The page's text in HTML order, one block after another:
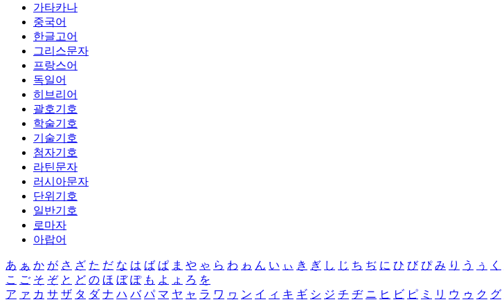
가타카나
중국어
한글고어
그리스문자
프랑스어
독일어
히브리어
괄호기호
학술기호
기술기호
첨자기호
라틴문자
러시아문자
단위기호
일반기호
로마자
아랍어
あ ぁ か が さ ざ た だ な は ば ぱ ま や ゃ ら わ ゎ ん い ぃ き ぎ し じ ち ぢ に ひ び ぴ み り う ぅ く
こ ご そ ぞ と ど の ほ ぼ ぽ も よ ょ ろ を
ア ァ カ サ ザ タ ダ ナ ハ バ パ マ ヤ ャ ラ ワ ヮ ン イ ィ キ ギ シ ジ チ ヂ ニ ヒ ビ ピ ミ リ ウ ゥ ク グ